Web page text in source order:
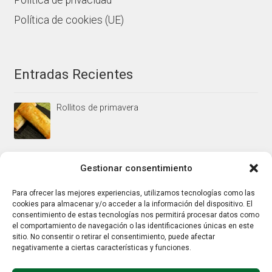
Gestionar consentimiento
Para ofrecer las mejores experiencias, utilizamos tecnologías como las
cookies para almacenar y/o acceder a la información del dispositivo. El
consentimiento de estas tecnologías nos permitirá procesar datos como
el comportamiento de navegación o las identificaciones únicas en este
sitio. No consentir o retirar el consentimiento, puede afectar
negativamente a ciertas características y funciones.
Política de cookies (UE)
Entradas Recientes
Rollitos de primavera
Jamoncitos de pollo en salsa de almendras